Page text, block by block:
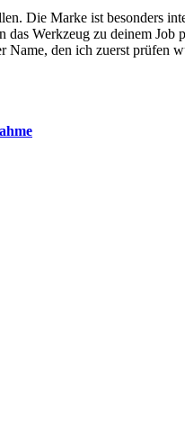
Die Marke ist besonders
Werkzeug zu deinem Job
Name, den ich zuerst prüfen